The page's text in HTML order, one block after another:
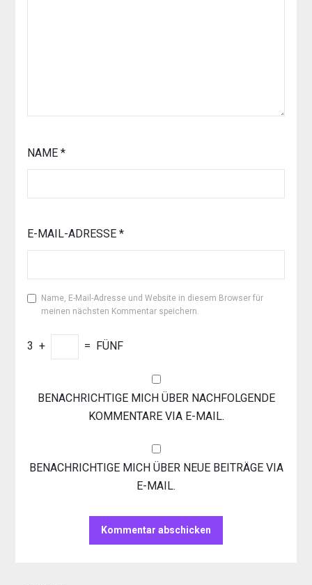
NAME *
E-MAIL-ADRESSE *
Name, E-Mail-Adresse und Website in diesem Browser für
meinen nächsten Kommentar speichern.
3 + = FÜNF
BENACHRICHTIGE MICH ÜBER NACHFOLGENDE
KOMMENTARE VIA E-MAIL.
BENACHRICHTIGE MICH ÜBER NEUE BEITRÄGE VIA
E-MAIL.